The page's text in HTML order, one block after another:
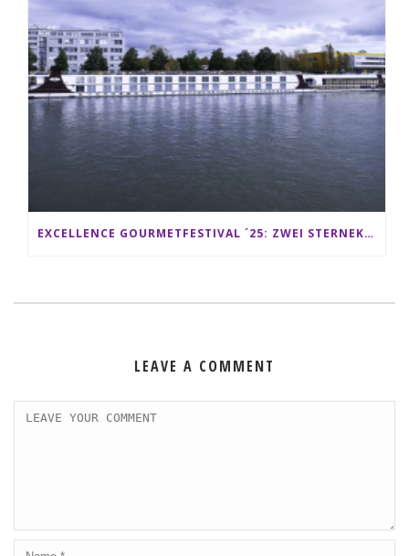
EXCELLENCE GOURMETFESTIVAL ´25: ZWEI STERNEKÖCHE ANTONIO GUIDA & DARIO MORESCO VERWÖHNEN IHRE GÄSTE AUF EINER LUXERIÖSEN SCHIFFSREISE
LEAVE A COMMENT